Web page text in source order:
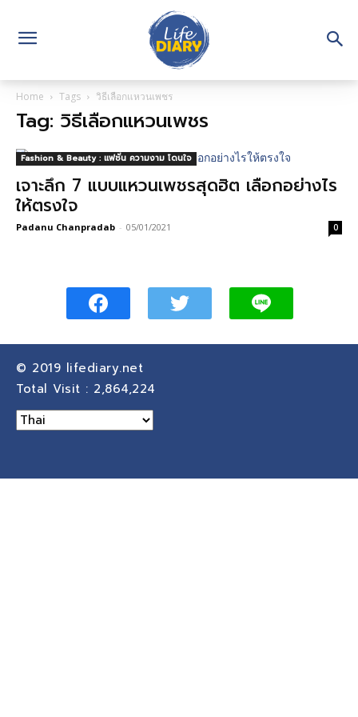
Home Tags วิธีเลือกแหวนเพชร
Tag: วิธีเลือกแหวนเพชร
Fashion & Beauty : แฟชั่น ความงาม โดนใจ
เจาะลึก 7 แบบแหวนเพชรสุดฮิต เลือกอย่างไร
ให้ตรงใจ
Padanu Chanpradab - 05/01/2021 0
© 2019 lifediary.net
Total Visit : 2,864,224